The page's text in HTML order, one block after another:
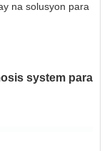
na solusyon para
system para